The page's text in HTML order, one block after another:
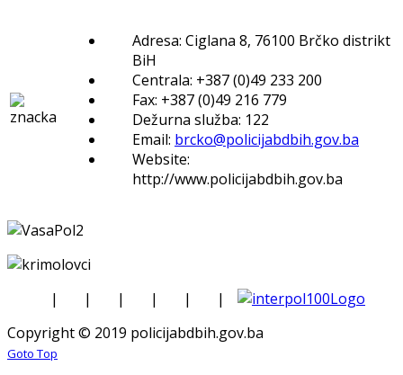
Adresa: Ciglana 8, 76100 Brčko distrikt
BiH
Centrala: +387 (0)49 233 200
Fax: +387 (0)49 216 779
Dežurna služba: 122
Email: brcko@policijabdbih.gov.ba
Website:
http://www.policijabdbih.gov.ba
| | | | |
|
Copyright © 2019 policijabdbih.gov.ba
Goto Top